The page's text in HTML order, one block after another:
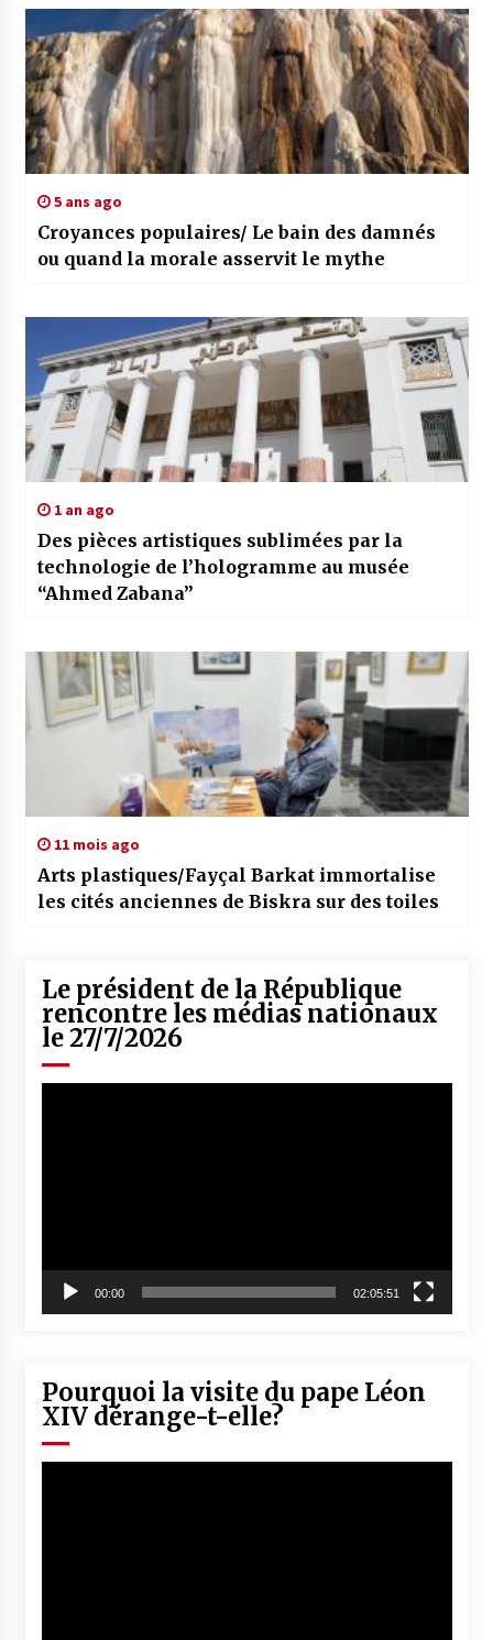
5 ans ago
Croyances populaires/ Le bain des damnés
ou quand la morale asservit le mythe
1 an ago
Des pièces artistiques sublimées par la
technologie de l’hologramme au musée
“Ahmed Zabana”
11 mois ago
Arts plastiques/Fayçal Barkat immortalise
les cités anciennes de Biskra sur des toiles
Le président de la République
rencontre les médias nationaux
le 27/7/2026
00:00 02:05:51
Pourquoi la visite du pape Léon
XIV dérange-t-elle?